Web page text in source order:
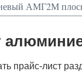
АМГ2М
прайс-лист